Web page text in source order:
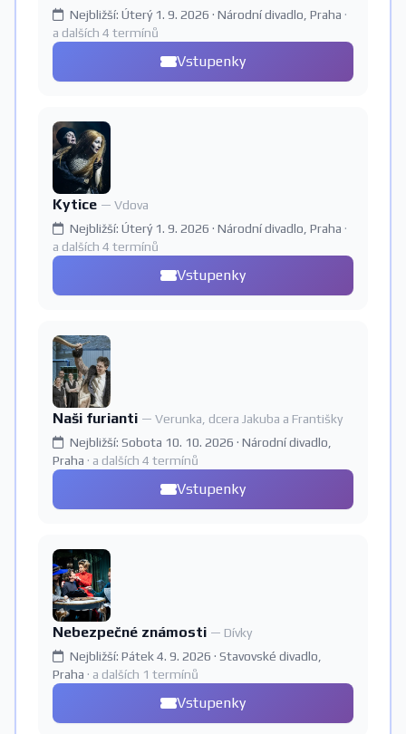
Nejbližší: Úterý 1. 9. 2026 · Národní divadlo, Praha ·
a dalších 4 termínů
Vstupenky
Kytice — Vdova
Nejbližší: Úterý 1. 9. 2026 · Národní divadlo, Praha ·
a dalších 4 termínů
Vstupenky
Naši furianti — Verunka, dcera Jakuba a Františky
Nejbližší: Sobota 10. 10. 2026 · Národní divadlo,
Praha · a dalších 4 termínů
Vstupenky
Nebezpečné známosti — Dívky
Nejbližší: Pátek 4. 9. 2026 · Stavovské divadlo,
Praha · a dalších 1 termínů
Vstupenky